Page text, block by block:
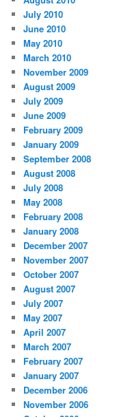
July 2010
June 2010
May 2010
March 2010
November 2009
August 2009
July 2009
June 2009
February 2009
January 2009
September 2008
August 2008
July 2008
May 2008
February 2008
January 2008
December 2007
November 2007
October 2007
August 2007
July 2007
May 2007
April 2007
March 2007
February 2007
January 2007
December 2006
November 2006